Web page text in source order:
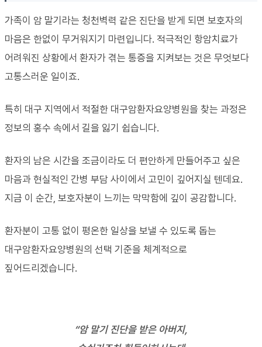
가족이 암 말기라는 청천벽력 같은 진단을 받게 되면 보호자의
마음은 한없이 무거워지기 마련입니다. 적극적인 항암치료가
어려워진 상황에서 환자가 겪는 통증을 지켜보는 것은 무엇보다
고통스러운 일이죠.
특히 대구 지역에서 적절한 대구암환자요양병원을 찾는 과정은
정보의 홍수 속에서 길을 잃기 쉽습니다.
환자의 남은 시간을 조금이라도 더 편안하게 만들어주고 싶은
마음과 현실적인 간병 부담 사이에서 고민이 깊어지실 텐데요.
지금 이 순간, 보호자분이 느끼는 막막함에 깊이 공감합니다.
환자분이 고통 없이 평온한 일상을 보낼 수 있도록 돕는
대구암환자요양병원의 선택 기준을 체계적으로
짚어드리겠습니다.
“암 말기 진단을 받은 아버지,